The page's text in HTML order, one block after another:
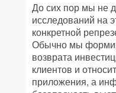
До сих пор мы не
исследований на
конкретной
Обычно мы
возврата
клиентов и
приложения, а